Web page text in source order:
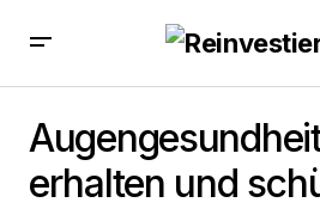
erhalten und